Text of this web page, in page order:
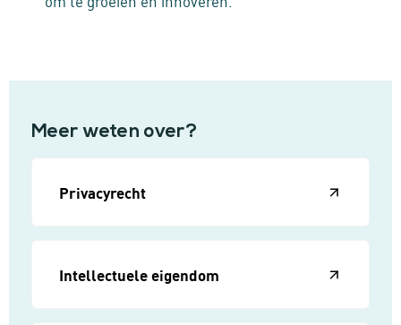
Meer weten over?
Privacyrecht
Intellectuele eigendom